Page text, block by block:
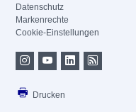
Datenschutz
Markenrechte
Cookie-Einstellungen
Drucken